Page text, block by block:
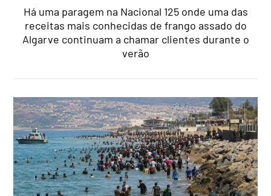
Há uma paragem na Nacional 125 onde uma das
receitas mais conhecidas de frango assado do
Algarve continuam a chamar clientes durante o
verão